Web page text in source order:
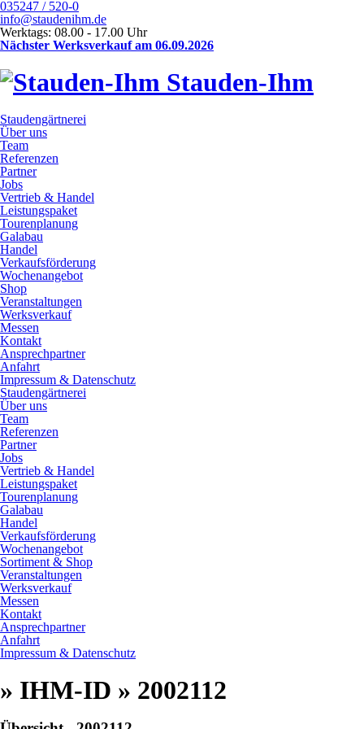
035247 / 520-0
info@staudenihm.de
Werktags: 08.00 - 17.00 Uhr
Nächster Werksverkauf am 06.09.2026
Stauden-Ihm
Staudengärtnerei
Über uns
Team
Referenzen
Partner
Jobs
Vertrieb & Handel
Leistungspaket
Tourenplanung
Galabau
Handel
Verkaufsförderung
Wochenangebot
Shop
Veranstaltungen
Werksverkauf
Messen
Kontakt
Ansprechpartner
Anfahrt
Impressum & Datenschutz
Staudengärtnerei
Über uns
Team
Referenzen
Partner
Jobs
Vertrieb & Handel
Leistungspaket
Tourenplanung
Galabau
Handel
Verkaufsförderung
Wochenangebot
Sortiment & Shop
Veranstaltungen
Werksverkauf
Messen
Kontakt
Ansprechpartner
Anfahrt
Impressum & Datenschutz
» IHM-ID » 2002112